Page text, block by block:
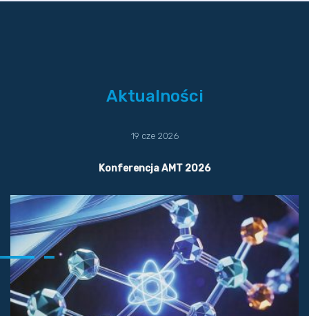
Aktualności
19 cze 2026
Konferencja AMT 2026